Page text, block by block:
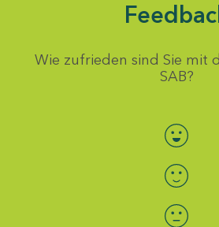
Wie zufrieden sind Sie mit
SAB?